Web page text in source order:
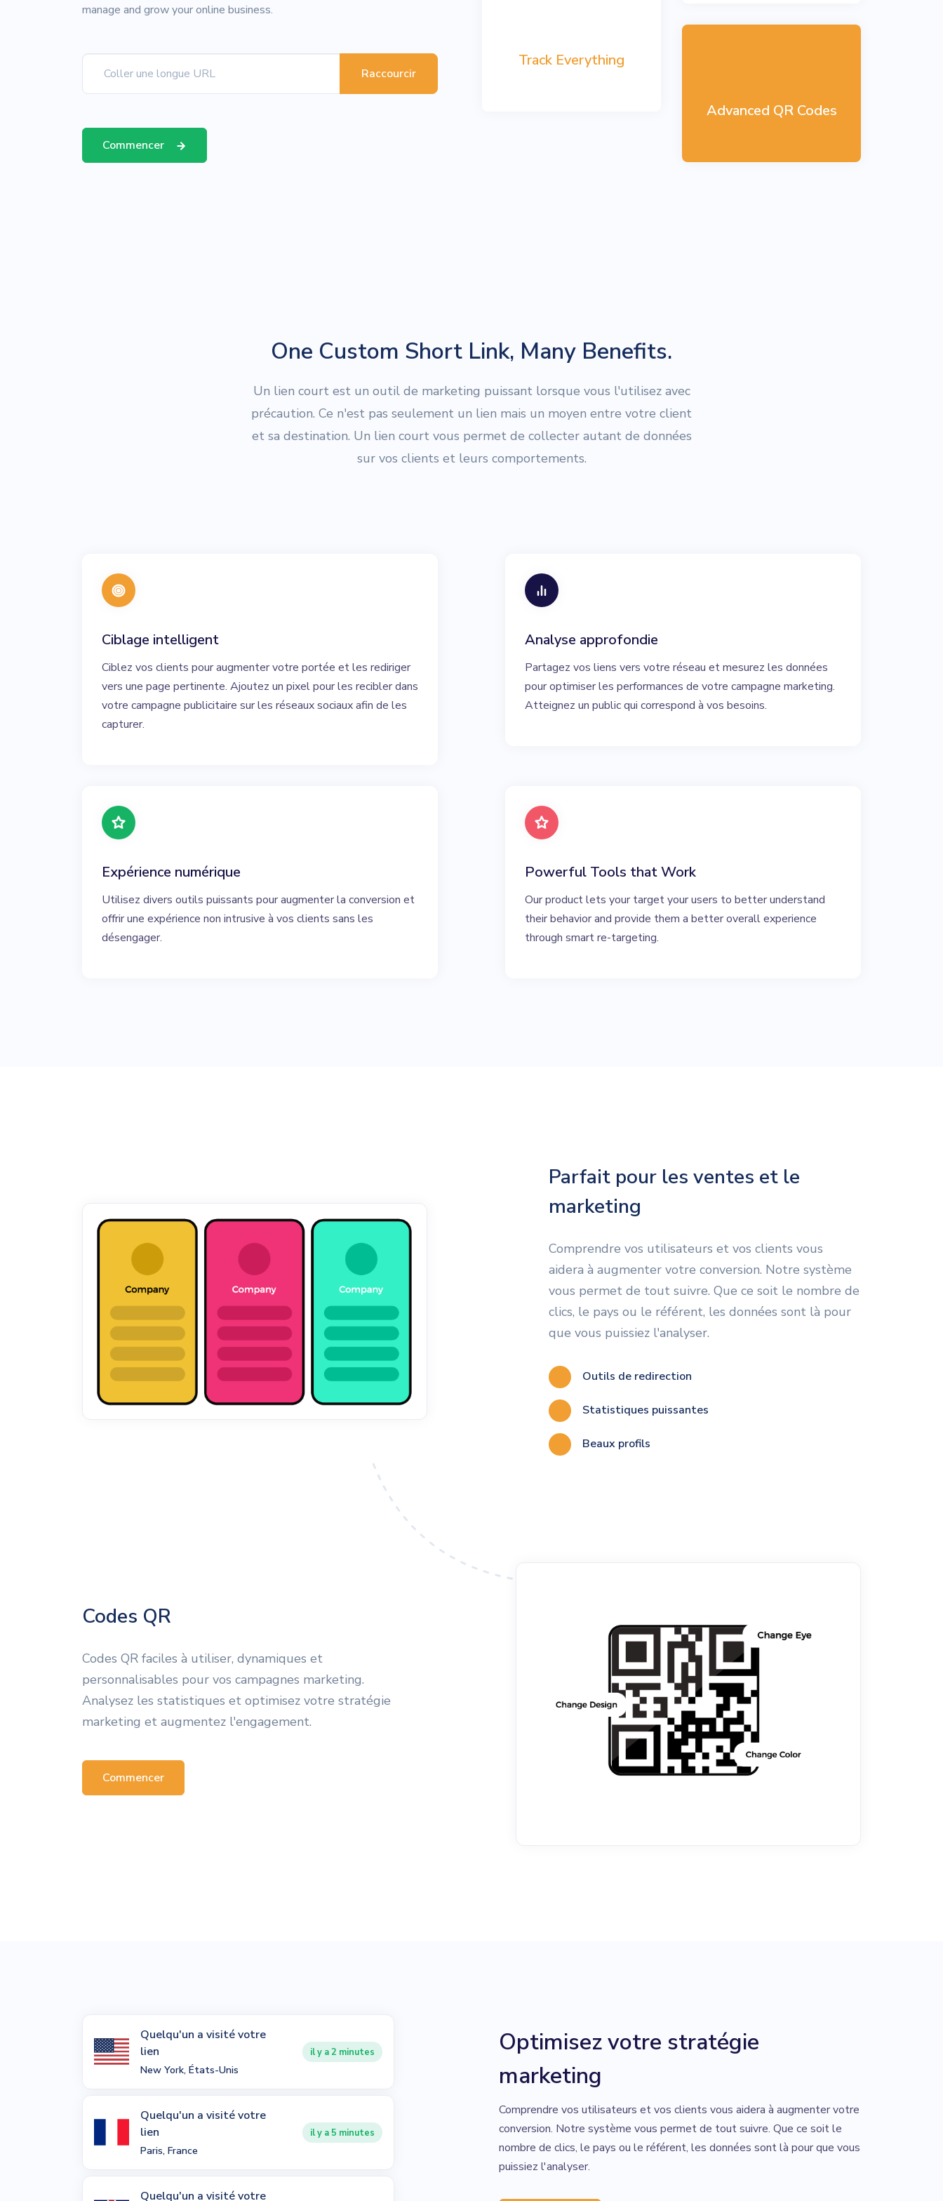
Track Everything
Advanced QR Codes
manage and grow your online business.
Raccourcir
Commencer
One Custom Short Link, Many Benefits.
Un lien court est un outil de marketing puissant lorsque vous l'utilisez avec
précaution. Ce n'est pas seulement un lien mais un moyen entre votre client
et sa destination. Un lien court vous permet de collecter autant de données
sur vos clients et leurs comportements.
Ciblage intelligent
Ciblez vos clients pour augmenter votre portée et les rediriger
vers une page pertinente. Ajoutez un pixel pour les recibler dans
votre campagne publicitaire sur les réseaux sociaux afin de les
capturer.
Analyse approfondie
Partagez vos liens vers votre réseau et mesurez les données
pour optimiser les performances de votre campagne marketing.
Atteignez un public qui correspond à vos besoins.
Expérience numérique
Utilisez divers outils puissants pour augmenter la conversion et
offrir une expérience non intrusive à vos clients sans les
désengager.
Powerful Tools that Work
Our product lets your target your users to better understand
their behavior and provide them a better overall experience
through smart re-targeting.
Parfait pour les ventes et le
marketing
Comprendre vos utilisateurs et vos clients vous
aidera à augmenter votre conversion. Notre système
vous permet de tout suivre. Que ce soit le nombre de
clics, le pays ou le référent, les données sont là pour
que vous puissiez l'analyser.
Outils de redirection
Statistiques puissantes
Beaux profils
Codes QR
Codes QR faciles à utiliser, dynamiques et
personnalisables pour vos campagnes marketing.
Analysez les statistiques et optimisez votre stratégie
marketing et augmentez l'engagement.
Commencer
Quelqu'un a visité votre
lien
New York, États-Unis
il y a 2 minutes
Quelqu'un a visité votre
lien
Paris, France
il y a 5 minutes
Quelqu'un a visité votre
Optimisez votre stratégie
marketing
Comprendre vos utilisateurs et vos clients vous aidera à augmenter votre
conversion. Notre système vous permet de tout suivre. Que ce soit le
nombre de clics, le pays ou le référent, les données sont là pour que vous
puissiez l'analyser.